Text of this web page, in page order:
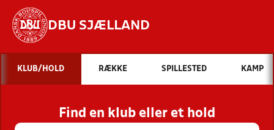
DBU SJÆLLAND
Hvad vil du søge efter?
INDHOLD OG NYHEDER
STILLINGER, RESULTATER, KLUBBER OG
HOLD
KLUB/HOLD RÆKKE SPILLESTED KAMP
Find en klub eller et hold